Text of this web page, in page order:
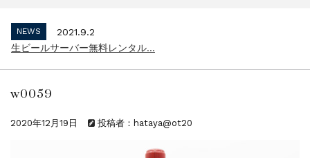
NEWS
2021.9.2
生ビールサーバー無料レンタル...
NEWS
w0059
2020年12月19日 投稿者：hataya@ot20